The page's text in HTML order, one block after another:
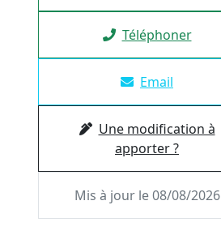
Téléphoner
Email
Une modification à
apporter ?
Mis à jour le 08/08/2026